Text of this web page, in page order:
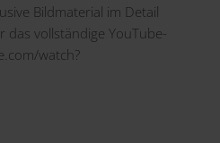
Bildmaterial im Detail
vollständige YouTube-
watch?